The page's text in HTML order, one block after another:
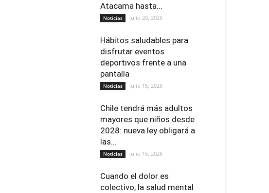
Atacama hasta...
Noticias julio 20, 2026
Hábitos saludables para
disfrutar eventos
deportivos frente a una
pantalla
Noticias julio 15, 2026
Chile tendrá más adultos
mayores que niños desde
2028: nueva ley obligará a
las...
Noticias julio 15, 2026
Cuando el dolor es
colectivo, la salud mental